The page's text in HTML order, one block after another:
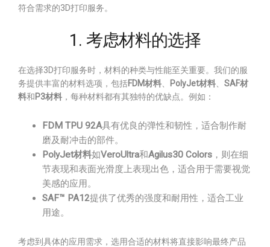
符合需求的3D打印服务。
1. 考虑材料的选择
在选择3D打印服务时，材料的种类与性能至关重要。我们的服
务提供丰富的材料选项，包括FDM材料 PolyJet材料
SAF材
料和P3材料 ，每种材料都有其独特的优缺点。例如：
FDM TPU 92A具有优良的弹性和韧性，适合制作耐
磨及耐冲击的部件。
PolyJet材料如VeroUltra和Agilus30 Colors ，则在细
节表现和表面光滑度上表现出色，适合用于需要视觉
美感的应用。
SAF™ PA12提供了优秀的强度和耐用性，适合工业
用途。
考虑到具体的应用需求，选用合适的材料将直接影响最终产品